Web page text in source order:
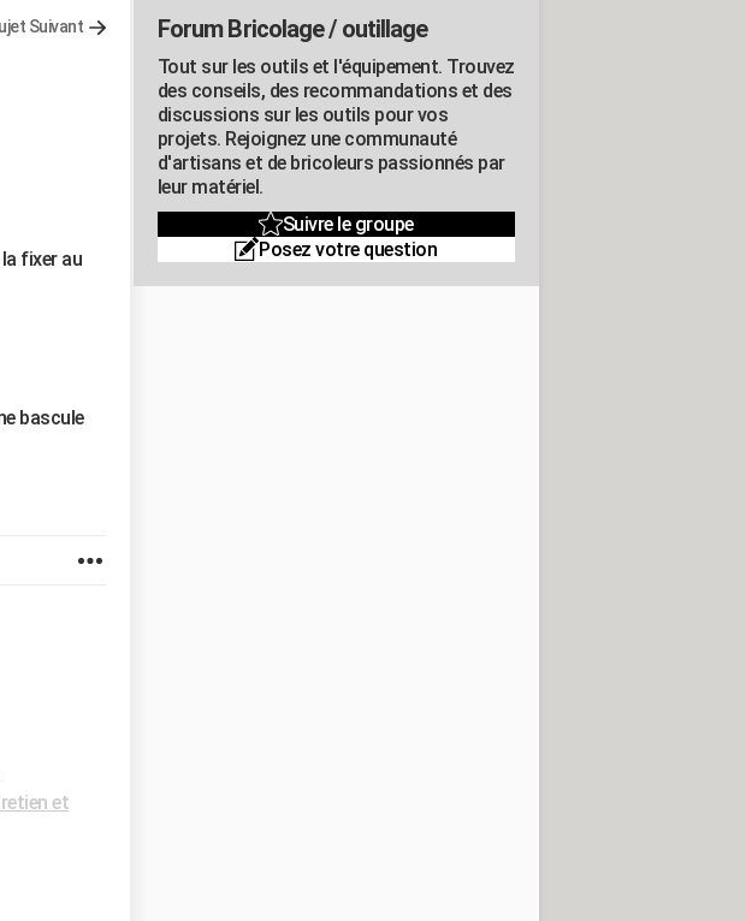
Suivant
fixer au
bascule
et
Forum Bricolage / outillage
Tout sur les outils et l'équipement. Trouvez
des conseils, des recommandations et des
discussions sur les outils pour vos
projets. Rejoignez une communauté
d'artisans et de bricoleurs passionnés par
leur matériel.
Suivre le groupe
Posez votre question